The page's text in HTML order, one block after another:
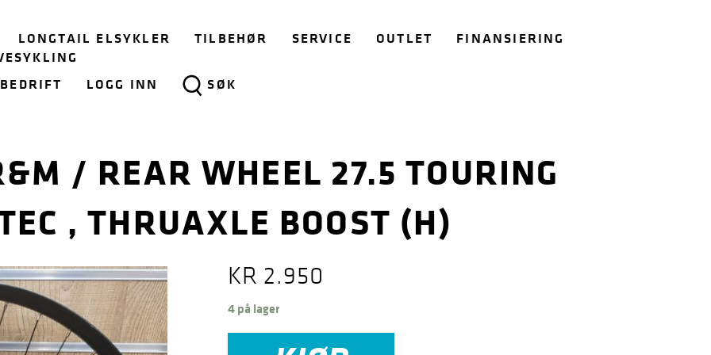
LONGTAIL ELSYKLER TILBEHØR SERVICE OUTLET
FINANSIERING
BEDRIFT LOGG INN SØK
/ REAR WHEEL 27.5 TOURING
, THRUAXLE BOOST (H)
KR 2.950
4 på lager